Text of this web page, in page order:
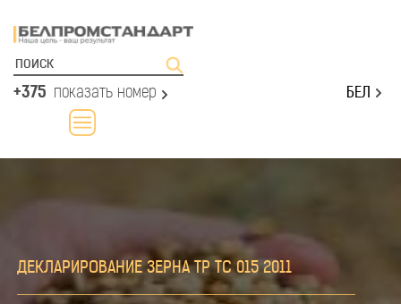
+375 показать номер БЕЛ
ДЕКЛАРИРОВАНИЕ ЗЕРНА ТР ТС 015 2011